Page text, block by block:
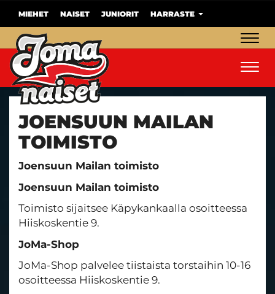
MIEHET NAISET JUNIORIT HARRASTE
JOENSUUN MAILAN
TOIMISTO
Joensuun Mailan toimisto
Joensuun Mailan toimisto
Toimisto sijaitsee Käpykankaalla osoitteessa
Hiiskoskentie 9.
JoMa-Shop
JoMa-Shop palvelee tiistaista torstaihin 10-16
osoitteessa Hiiskoskentie 9.